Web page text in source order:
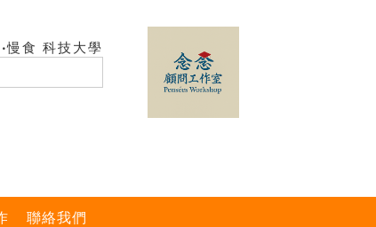
慢食 科技大學
聯絡我們